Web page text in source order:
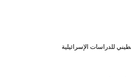
للدراسات الإسرائيلية